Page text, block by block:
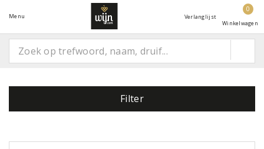
Menu Verlanglijst
0
Winkelwagen
Filter